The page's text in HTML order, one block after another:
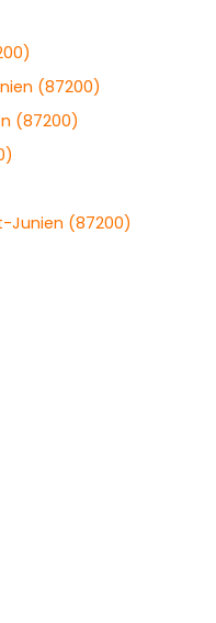
(87200)
(87200)
Junien (87200)